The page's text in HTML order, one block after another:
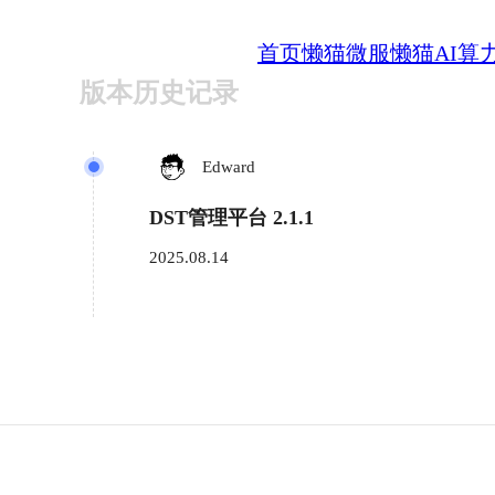
首页懒猫微服懒猫AI算
版本历史记录
Edward
DST管理平台 2.1.1
2025.08.14